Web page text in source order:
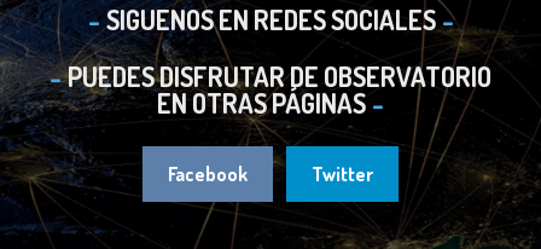
SIGUENOS EN REDES SOCIALES
PUEDES DISFRUTAR DE OBSERVATORIO
EN OTRAS PÁGINAS
Facebook Twitter